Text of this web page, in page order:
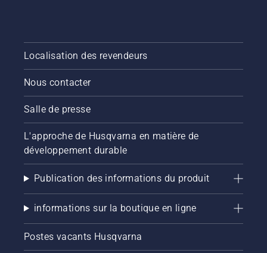
Localisation des revendeurs
Nous contacter
Salle de presse
L'approche de Husqvarna en matière de
développement durable
Publication des informations du produit
informations sur la boutique en ligne
Postes vacants Husqvarna